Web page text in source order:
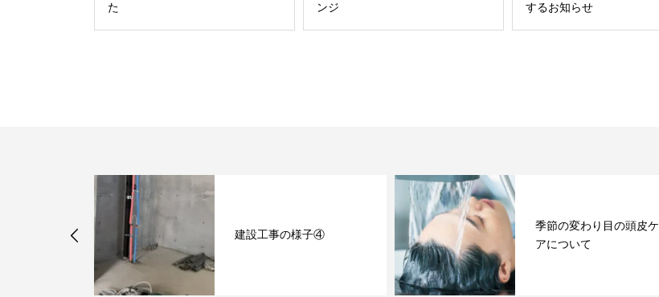
た
ンジ
するお知らせ
建設工事の様子④
季節の変わり目の頭皮ケ
アについて